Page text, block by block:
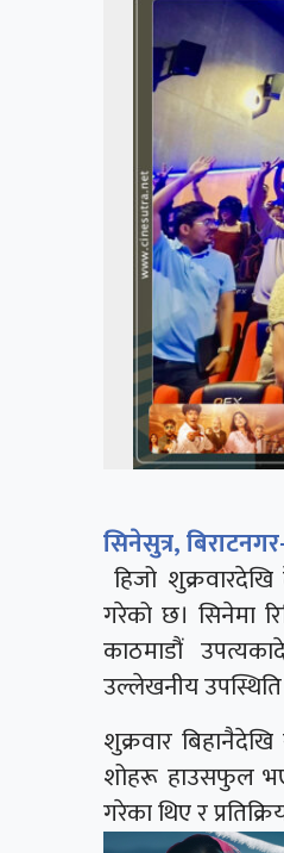
सिनेसुत्र,
हिजो
गरेको छ। सिनेमा
काठमाडौं
उल्लेखनीय
शुक्रवार
शोहरू हाउसफुल
गरेका थिए र